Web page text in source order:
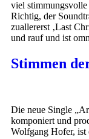
viel
Richtig, der
zuallererst ‚Last
und rauf und ist
Stimmen
Die neue Single
komponiert und
Wolfgang Hofer,